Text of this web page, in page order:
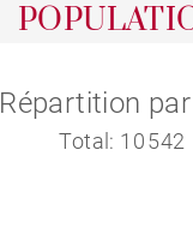
Répartition
Total: 10 542